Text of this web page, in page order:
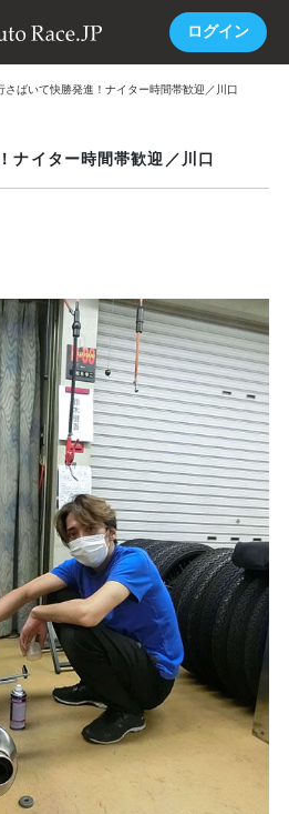
ログイン
さばいて快勝発進！ナイター時間帯歓迎／川口
ナイター時間帯歓迎／川口